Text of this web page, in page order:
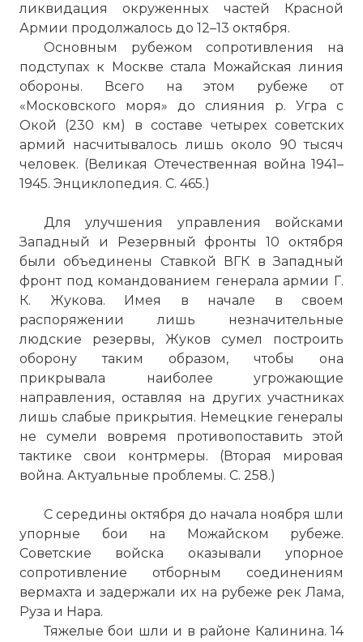
ликвидация окруженных частей Красной
Армии продолжалось до 12–13 октября.
Основным рубежом сопротивления на
подступах к Москве стала Можайская линия
обороны. Всего на этом рубеже от
«Московского моря» до слияния р. Угра с
Окой (230 км) в составе четырех советских
армий насчитывалось лишь около 90 тысяч
человек. (Великая Отечественная война 1941–
1945. Энциклопедия. С. 465.)
Для улучшения управления войсками
Западный и Резервный фронты 10 октября
были объединены Ставкой ВГК в Западный
фронт под командованием генерала армии Г.
К. Жукова. Имея в начале в своем
распоряжении лишь незначительные
людские резервы, Жуков сумел построить
оборону таким образом, чтобы она
прикрывала наиболее угрожающие
направления, оставляя на других участниках
лишь слабые прикрытия. Немецкие генералы
не сумели вовремя противопоставить этой
тактике свои контрмеры. (Вторая мировая
война. Актуальные проблемы. С. 258.)
С середины октября до начала ноября шли
упорные бои на Можайском рубеже.
Советские войска оказывали упорное
сопротивление отборным соединениям
вермахта и задержали их на рубеже рек Лама,
Руза и Нара.
Тяжелые бои шли и в районе Калинина. 14